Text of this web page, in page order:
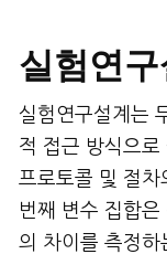
실험연
실험연구설계는
적 접근 방식으로
프로토콜 및 절차
번째 변수 집합
의 차이를 측정하